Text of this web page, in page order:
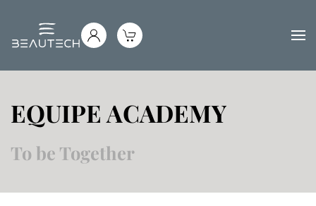
Passa al contenuto principale
EQUIPE ACADEMY
To be Together